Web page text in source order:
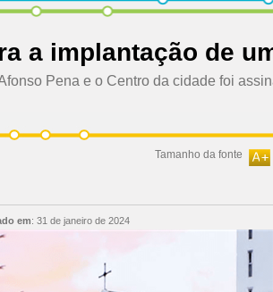
a implantação de
Pena e o Centro da cidade foi
Tamanho da fonte
em: 31 de janeiro de 2024